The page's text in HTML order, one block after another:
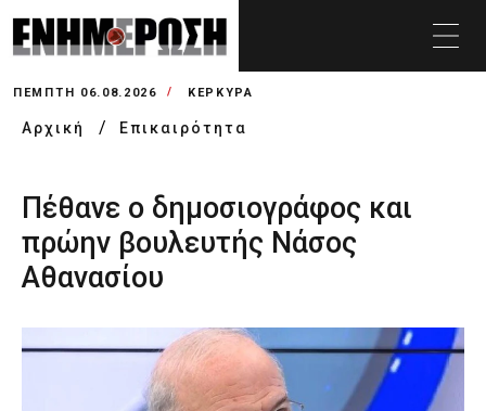
ΠΈΜΠΤΗ 06.08.2026 ΚΕΡΚΥΡΑ
Αρχική Επικαιρότητα
Πέθανε ο δημοσιογράφος και
πρώην βουλευτής Νάσος
Αθανασίου